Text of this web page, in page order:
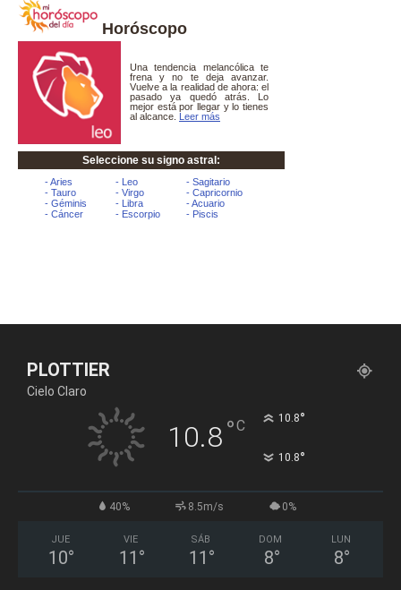
Horóscopo
PLOTTIER
Cielo Claro
10.8°C 10.8°
10.8°
40% 8.5m/s 0%
JUE
10°
VIE
11 °
SÁB
11 °
DOM
8°
LUN
8°